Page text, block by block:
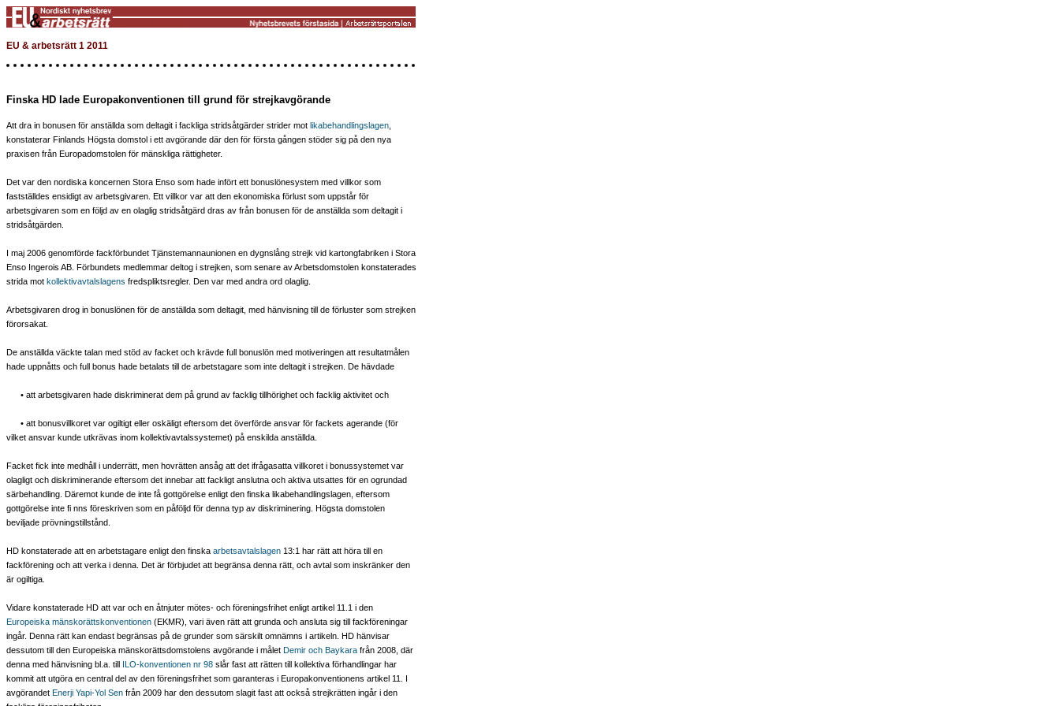
EU & arbetsrätt 1 2011
Finska HD lade Europakonventionen till grund för strejkavgörande
Att dra in bonusen för anställda som deltagit i fackliga stridsåtgärder strider mot likabehandlingslagen
konstaterar Finlands Högsta domstol i ett avgörande där den för första gången stöder sig på den nya
praxisen från Europadomstolen för mänskliga rättigheter.
Det var den nordiska koncernen Stora Enso som hade infört ett bonuslönesystem med villkor som
fastställdes ensidigt av arbetsgivaren. Ett villkor var att den ekonomiska förlust som uppstår för
arbetsgivaren som en följd av en olaglig stridsåtgärd dras av från bonusen för de anställda som deltagit i
stridsåtgärden.
I maj 2006 genomförde fackförbundet Tjänstemannaunionen en dygnslång strejk vid kartongfabriken i Stora
Enso Ingerois AB. Förbundets medlemmar deltog i strejken, som senare av Arbetsdomstolen konstaterades
strida mot kollektivavtalslagens fredspliktsregler. Den var med andra ord olaglig.
Arbetsgivaren drog in bonuslönen för de anställda som deltagit, med hänvisning till de förluster som strejken
förorsakat.
De anställda väckte talan med stöd av facket och krävde full bonuslön med motiveringen att resultatmålen
hade uppnåtts och full bonus hade betalats till de arbetstagare som inte deltagit i strejken. De hävdade
• att arbetsgivaren hade diskriminerat dem på grund av facklig tillhörighet och facklig aktivitet och
• att bonusvillkoret var ogiltigt eller oskäligt eftersom det överförde ansvar för fackets agerande (för
vilket ansvar kunde utkrävas inom kollektivavtalssystemet) på enskilda anställda.
Facket fick inte medhåll i underrätt, men hovrätten ansåg att det ifrågasatta villkoret i bonussystemet var
olagligt och diskriminerande eftersom det innebar att fackligt anslutna och aktiva utsattes för en ogrundad
särbehandling. Däremot kunde de inte få gottgörelse enligt den finska likabehandlingslagen, eftersom
gottgörelse inte fi nns föreskriven som en påföljd för denna typ av diskriminering. Högsta domstolen
beviljade prövningstillstånd.
HD konstaterade att en arbetstagare enligt den finska arbetsavtalslagen 13:1 har rätt att höra till en
fackförening och att verka i denna. Det är förbjudet att begränsa denna rätt, och avtal som inskränker den
är ogiltiga.
Vidare konstaterade HD att var och en åtnjuter mötes- och föreningsfrihet enligt artikel 11.1 i den
Europeiska mänskorättskonventionen (EKMR), vari även rätt att grunda och ansluta sig till fackföreningar
ingår. Denna rätt kan endast begränsas på de grunder som särskilt omnämns i artikeln. HD hänvisar
dessutom till den Europeiska mänskorättsdomstolens avgörande i målet Demir och Baykara från 2008, där
denna med hänvisning bl.a. till ILO-konventionen nr 98 slår fast att rätten till kollektiva förhandlingar har
kommit att utgöra en central del av den föreningsfrihet som garanteras i Europakonventionens artikel 11. I
avgörandet Enerji Yapi-Yol Sen från 2009 har den dessutom slagit fast att också strejkrätten ingår i den